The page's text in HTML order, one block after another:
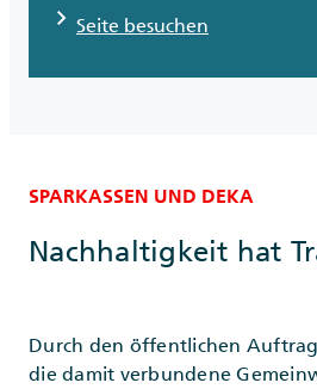
chevron_right Seite besuchen
SPARKASSEN UND DEKA
Nachhaltigkeit hat
Durch den öffentlichen
die damit verbundene